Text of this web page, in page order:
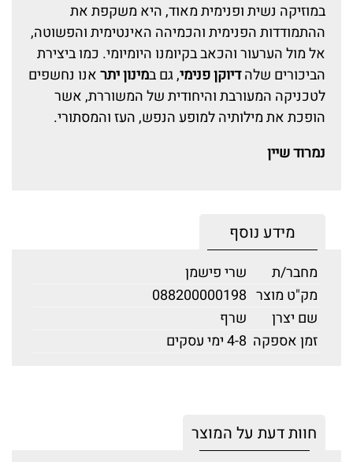
במוזיקה נשית ופנימית מאוד, היא משקפת את
ההתמודדות הפנימית והכמיהה האינטימית והפשוטה,
אל מול הערעור והכאב בקיומנו היומיומי. כמו ביצירת
הביכורים שלהדיוקן פנימי, גם במינון יתראנו נחשפים
לטכניקה המעורבת והיחודית של המשוררת, אשר
הופכת את מילותיה למופע הנפש, העז והמסתורי.
נמרוד שיין
מידע נוסף
מחבר/ת
שרי פישמן
מק"ט מוצר 088200000198
שם יצרן
שרף
זמן אספקה 4-8 ימי עסקים
חוות דעת על המוצר